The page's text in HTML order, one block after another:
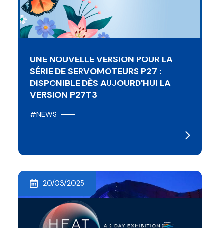
UNE NOUVELLE VERSION POUR LA
SÉRIE DE SERVOMOTEURS P27 :
DISPONIBLE DÈS AUJOURD'HUI LA
VERSION P27T3
#NEWS
20/03/2025